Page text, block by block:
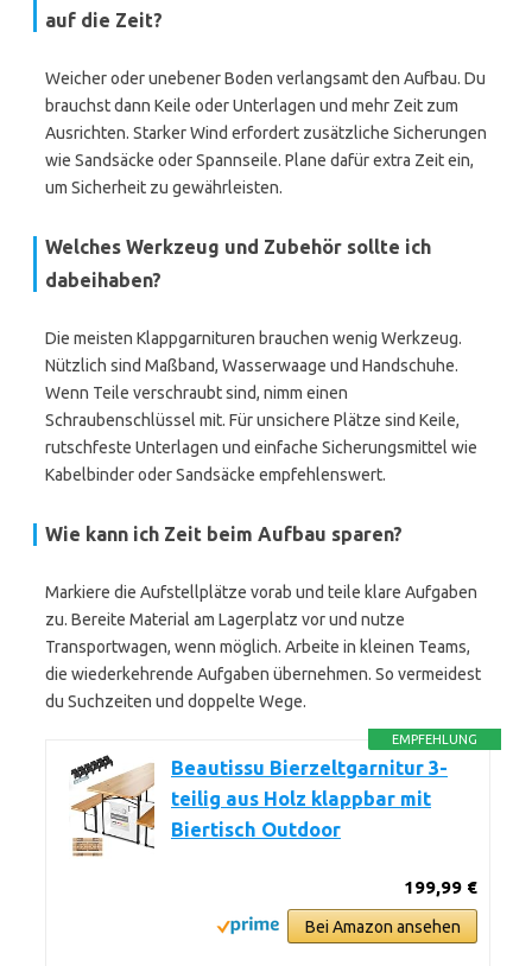
auf die Zeit?
Weicher oder unebener Boden verlangsamt den Aufbau. Du
brauchst dann Keile oder Unterlagen und mehr Zeit zum
Ausrichten. Starker Wind erfordert zusätzliche Sicherungen
wie Sandsäcke oder Spannseile. Plane dafür extra Zeit ein,
um Sicherheit zu gewährleisten.
Welches Werkzeug und Zubehör sollte ich
dabeihaben?
Die meisten Klappgarnituren brauchen wenig Werkzeug.
Nützlich sind Maßband, Wasserwaage und Handschuhe.
Wenn Teile verschraubt sind, nimm einen
Schraubenschlüssel mit. Für unsichere Plätze sind Keile,
rutschfeste Unterlagen und einfache Sicherungsmittel wie
Kabelbinder oder Sandsäcke empfehlenswert.
Wie kann ich Zeit beim Aufbau sparen?
Markiere die Aufstellplätze vorab und teile klare Aufgaben
zu. Bereite Material am Lagerplatz vor und nutze
Transportwagen, wenn möglich. Arbeite in kleinen Teams,
die wiederkehrende Aufgaben übernehmen. So vermeidest
du Suchzeiten und doppelte Wege.
EMPFEHLUNG
Beautissu Bierzeltgarnitur 3-
teilig aus Holz klappbar mit
Biertisch Outdoor
199,99 €
Bei Amazon ansehen